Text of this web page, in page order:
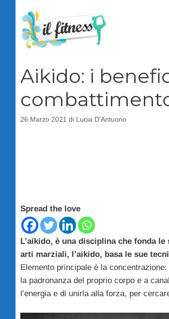
contenuto
Aikido: i
26 Marzo 2021 di Lucia D'Antuono
Spread the love
L’aikido, è una disciplina che fonda
arti marziali, l’aikido, basa le sue
Elemento principale è la
la padronanza del proprio corpo e a
l’energia e di unirla alla forza, per